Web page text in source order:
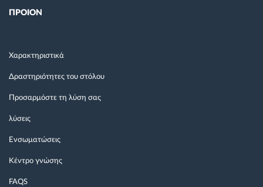
ΠΡΟΙΟΝ
Χαρακτηριστικά
Δραστηριότητες του στόλου
Προσαρμόστε τη λύση σας
λύσεις
Ενσωματώσεις
Κέντρο γνώσης
FAQS